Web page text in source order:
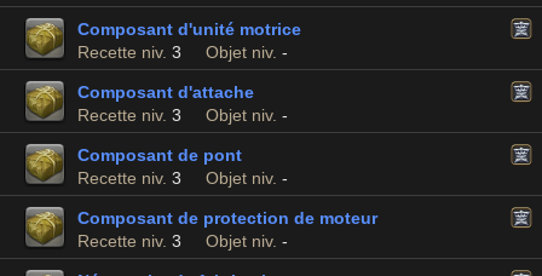
Composant d'unité motrice
Recette niv. 3 Objet niv. -
Composant d'attache
Recette niv. 3 Objet niv. -
Composant de pont
Recette niv. 3 Objet niv. -
Composant de protection de moteur
Recette niv. 3 Objet niv. -